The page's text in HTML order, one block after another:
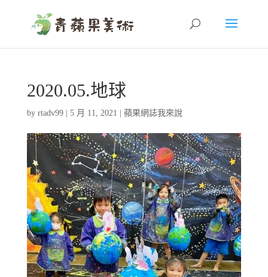
2020.05.地球
by rtadv99| 5 月 11, 2021 蘋果網誌我來說